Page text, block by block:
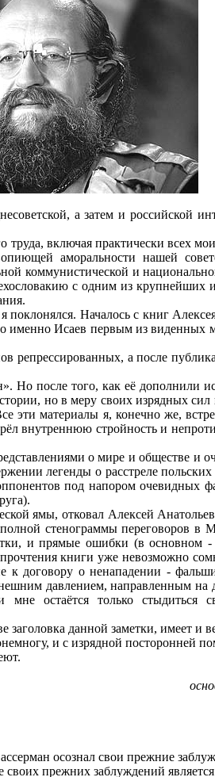
а затем и российской
труда, включая практически всех
аморальности нашей
коммунистической и
с одним из
Началось с книг
Исаев первым из виденных
репрессированных, а после
после того, как её дополнили
но в меру своих изрядных
эти материалы я, конечно же,
внутреннюю стройность и
о мире и обществе и
легенды о расстреле
под напором
ямы, отковал Алексей
стенограммы переговоров в
и прямые ошибки (в основном -
книги уже невозможно
к договору о ненападении -
давлением, направленным на
остаётся только стыдиться
заголовка данной заметки, имеет
и с изрядной посторонней
осознал свои прежние
прежних заблуждений